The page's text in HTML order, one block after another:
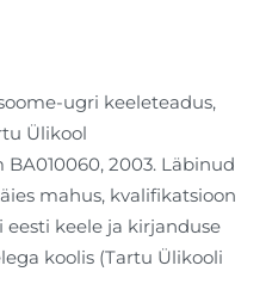
ugri keeleteadus,
Ülikool
2003. Läbinud
mahus, kvalifikatsioon
keele ja kirjanduse
koolis (Tartu Ülikooli